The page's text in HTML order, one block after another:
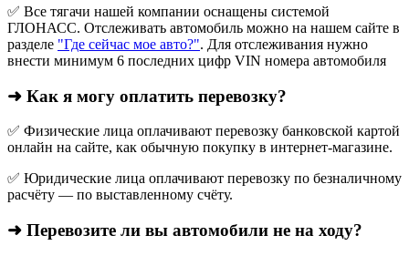
✅ Все тягачи нашей компании оснащены системой
ГЛОНАСС. Отслеживать автомобиль можно на нашем сайте в
разделе "Где сейчас мое авто?". Для отслеживания нужно
внести минимум 6 последних цифр VIN номера автомобиля
➜ Как я могу оплатить перевозку?
✅ Физические лица оплачивают перевозку банковской картой
онлайн на сайте, как обычную покупку в интернет‑магазине.
✅ Юридические лица оплачивают перевозку по безналичному
расчёту — по выставленному счёту.
➜ Перевозите ли вы автомобили не на ходу?